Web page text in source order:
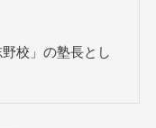
校」の塾長とし